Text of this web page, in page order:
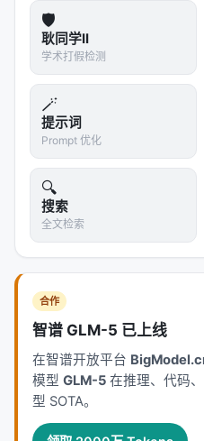
🛡️
耿同学II
学术打假检测
🪄
提示词
Prompt 优化
🔍
搜索
全文检索
合作
智谱 GLM-5 已上线
在智谱开放平台
模型 GLM-5 在推理、代码
型 SOTA。